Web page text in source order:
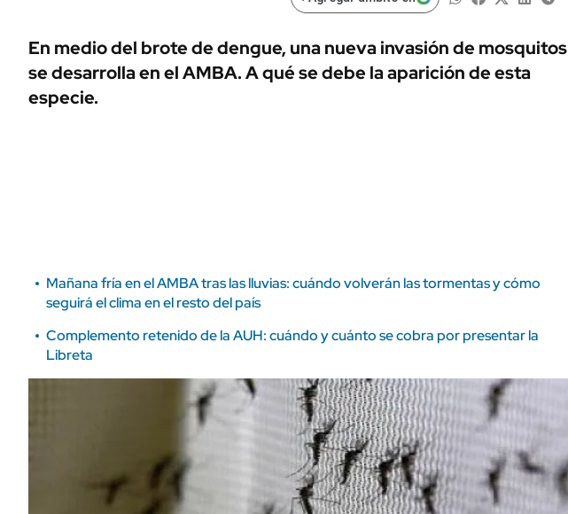
URUGUAY
AUTOS
En medio del brote de dengue, una nueva invasión de mosquitos
se desarrolla en el AMBA. A qué se debe la aparición de esta
especie.
Mañana fría en el AMBA tras las lluvias: cuándo volverán las tormentas y cómo
seguirá el clima en el resto del país
Complemento retenido de la AUH: cuándo y cuánto se cobra por presentar la
Libreta